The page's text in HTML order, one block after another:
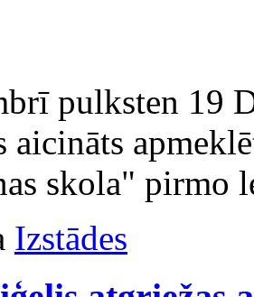
pulksten 19
aicināts
skola" pirmo
Izstādes